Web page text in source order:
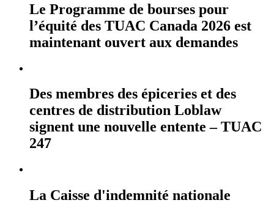
Le Programme de bourses pour
l’équité des TUAC Canada 2026 est
maintenant ouvert aux demandes
Des membres des épiceries et des
centres de distribution Loblaw
signent une nouvelle entente – TUAC
247
La Caisse d'indemnité nationale